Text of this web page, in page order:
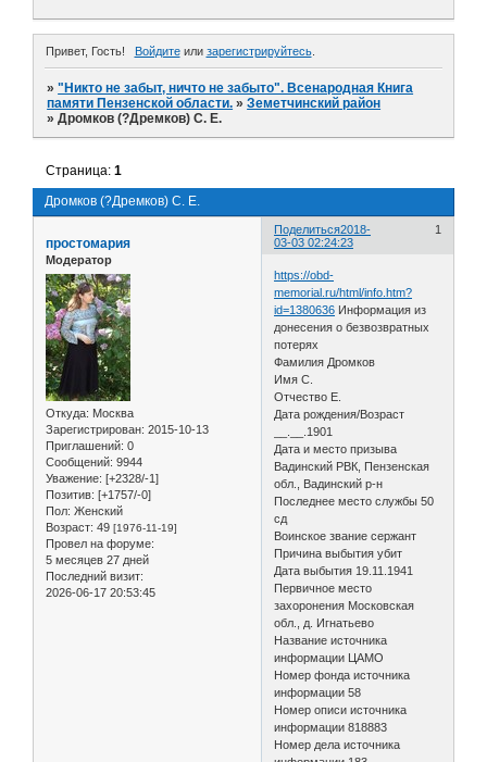
Привет, Гость! Войдитеили зарегистрируйтесь.
»"Никто не забыт, ничто не забыто". Всенародная Книга
памяти Пензенской области. »Земетчинский район
»Дромков (?Дремков) С. Е.
Дромков (?Дремков) С. Е.
Страница:1
Поделиться 1
2018-
03-03 02:24:23
простомария
Модератор
Откуда: Москва
Зарегистрирован: 2015-10-13
Приглашений: 0
Сообщений: 9944
Уважение: [+2328/-1]
Позитив: [+1757/-0]
Пол: Женский
Возраст: 49 [1976-11-19]
Провел на форуме:
5 месяцев 27 дней
Последний визит:
2026-06-17 20:53:45
https://obd-
memorial.ru/html/info.htm?
id=1380636 Информация из
донесения о безвозвратных
потерях
Фамилия Дромков
Имя С.
Отчество Е.
Дата рождения/Возраст
__.__.1901
Дата и место призыва
Вадинский РВК, Пензенская
обл., Вадинский р-н
Последнее место службы 50
сд
Воинское звание сержант
Причина выбытия убит
Дата выбытия 19.11.1941
Первичное место
захоронения Московская
обл., д. Игнатьево
Название источника
информации ЦАМО
Номер фонда источника
информации 58
Номер описи источника
информации 818883
Номер дела источника